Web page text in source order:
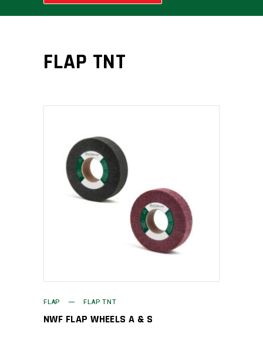
FLAP TNT
FLAP FLAP TNT
NWF FLAP WHEELS A & S